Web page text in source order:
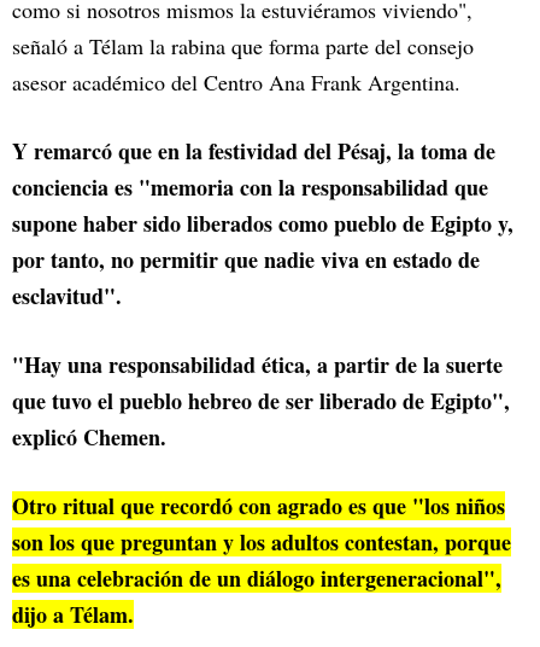
como si nosotros mismos la estuviéramos viviendo",
señaló a Télam la rabina que forma parte del consejo
asesor académico del Centro Ana Frank Argentina.
Y remarcó que en la festividad del Pésaj, la toma de
conciencia es "memoria con la responsabilidad que
supone haber sido liberados como pueblo de Egipto y,
por tanto, no permitir que nadie viva en estado de
esclavitud".
"Hay una responsabilidad ética, a partir de la suerte
que tuvo el pueblo hebreo de ser liberado de Egipto",
explicó Chemen.
Otro ritual que recordó con agrado es que "los niños
son los que preguntan y los adultos contestan, porque
es una celebración de un diálogo intergeneracional",
dijo a Télam.